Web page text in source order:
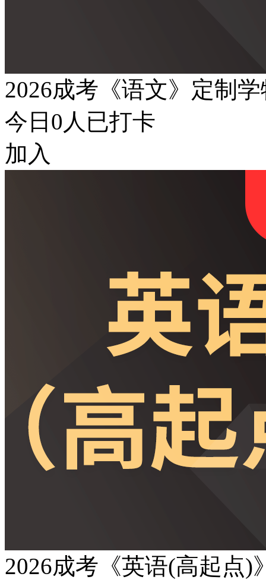
2026成考《语文》定制
今日 0 人已打卡
加入
2026成考《英语(高起点)